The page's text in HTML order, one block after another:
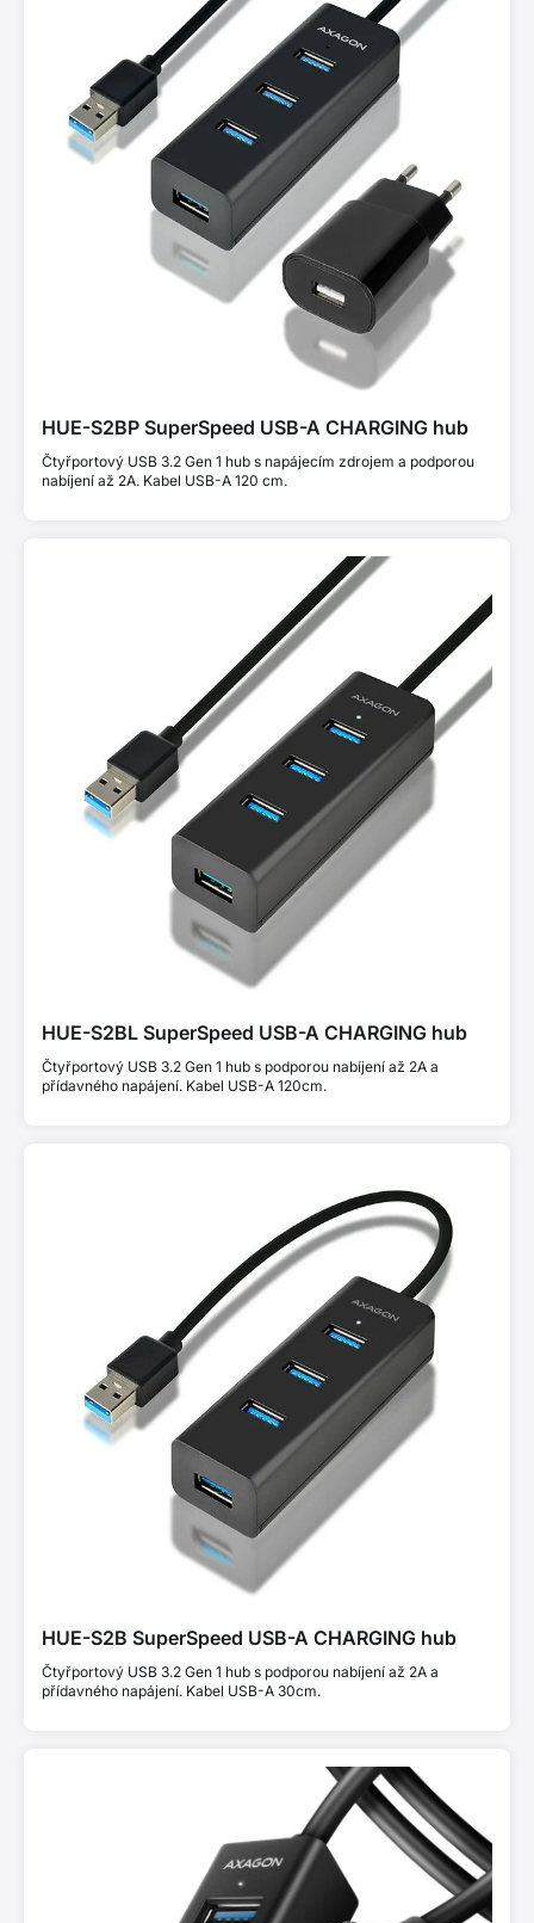
HUE-S2BP SuperSpeed USB-A CHARGING hub
Čtyřportový USB 3.2 Gen 1 hub s napájecím zdrojem a podporou
nabíjení až 2A. Kabel USB-A 120 cm.
HUE-S2BL SuperSpeed USB-A CHARGING hub
Čtyřportový USB 3.2 Gen 1 hub s podporou nabíjení až 2A a
přídavného napájení. Kabel USB-A 120cm.
HUE-S2B SuperSpeed USB-A CHARGING hub
Čtyřportový USB 3.2 Gen 1 hub s podporou nabíjení až 2A a
přídavného napájení. Kabel USB-A 30cm.